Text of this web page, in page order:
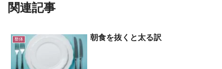
関連記事
整体 朝食を抜くと太る訳